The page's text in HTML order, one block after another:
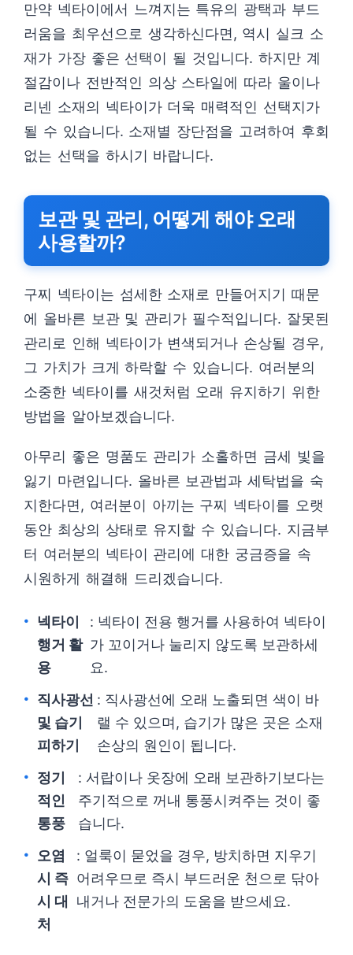
만약 넥타이에서 느껴지는 특유의 광택과 부드
러움을 최우선으로 생각하신다면, 역시 실크 소
재가 가장 좋은 선택이 될 것입니다. 하지만 계
절감이나 전반적인 의상 스타일에 따라 울이나
리넨 소재의 넥타이가 더욱 매력적인 선택지가
될 수 있습니다. 소재별 장단점을 고려하여 후회
없는 선택을 하시기 바랍니다.
보관 및 관리, 어떻게 해야 오래
사용할까?
구찌 넥타이는 섬세한 소재로 만들어지기 때문
에 올바른 보관 및 관리가 필수적입니다. 잘못된
관리로 인해 넥타이가 변색되거나 손상될 경우,
그 가치가 크게 하락할 수 있습니다. 여러분의
소중한 넥타이를 새것처럼 오래 유지하기 위한
방법을 알아보겠습니다.
아무리 좋은 명품도 관리가 소홀하면 금세 빛을
잃기 마련입니다. 올바른 보관법과 세탁법을 숙
지한다면, 여러분이 아끼는 구찌 넥타이를 오랫
동안 최상의 상태로 유지할 수 있습니다. 지금부
터 여러분의 넥타이 관리에 대한 궁금증을 속
시원하게 해결해 드리겠습니다.
넥타이
행거 활
용
: 넥타이 전용 행거를 사용하여 넥타이
가 꼬이거나 눌리지 않도록 보관하세
요.
직사광선
및 습기
피하기
: 직사광선에 오래 노출되면 색이 바
랠 수 있으며, 습기가 많은 곳은 소재
손상의 원인이 됩니다.
정기
적인
통풍
: 서랍이나 옷장에 오래 보관하기보다는
주기적으로 꺼내 통풍시켜주는 것이 좋
습니다.
오염
시 즉
시 대
처
: 얼룩이 묻었을 경우, 방치하면 지우기
어려우므로 즉시 부드러운 천으로 닦아
내거나 전문가의 도움을 받으세요.